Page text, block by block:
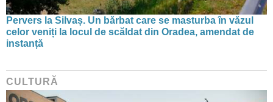
Pervers la Silvaș. Un bărbat care se masturba în văzul
celor veniți la locul de scăldat din Oradea, amendat de
instanță
CULTURĂ